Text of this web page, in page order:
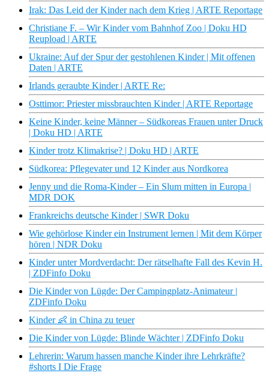
Irak: Das Leid der Kinder nach dem Krieg | ARTE Reportage
Christiane F. – Wir Kinder vom Bahnhof Zoo | Doku HD
Reupload | ARTE
Ukraine: Auf der Spur der gestohlenen Kinder | Mit offenen
Daten | ARTE
Irlands geraubte Kinder | ARTE Re:
Osttimor: Priester missbrauchten Kinder | ARTE Reportage
Keine Kinder, keine Männer – Südkoreas Frauen unter Druck
| Doku HD | ARTE
Kinder trotz Klimakrise? | Doku HD | ARTE
Südkorea: Pflegevater und 12 Kinder aus Nordkorea
Jenny und die Roma-Kinder – Ein Slum mitten in Europa |
MDR DOK
Frankreichs deutsche Kinder | SWR Doku
Wie gehörlose Kinder ein Instrument lernen | Mit dem Körper
hören | NDR Doku
Kinder unter Mordverdacht: Der rätselhafte Fall des Kevin H.
| ZDFinfo Doku
Die Kinder von Lügde: Der Campingplatz-Animateur |
ZDFinfo Doku
Kinder 👶 in China zu teuer
Die Kinder von Lügde: Blinde Wächter | ZDFinfo Doku
Lehrerin: Warum hassen manche Kinder ihre Lehrkräfte?
#shorts I Die Frage